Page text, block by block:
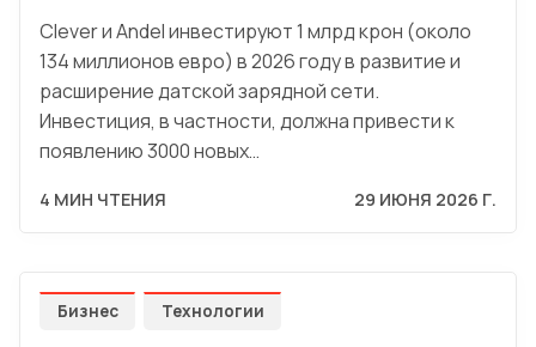
Clever и Andel инвестируют 1 млрд крон (около
134 миллионов евро) в 2026 году в развитие и
расширение датской зарядной сети.
Инвестиция, в частности, должна привести к
появлению 3000 новых…
4 МИН ЧТЕНИЯ 29 ИЮНЯ 2026 Г.
Бизнес Технологии